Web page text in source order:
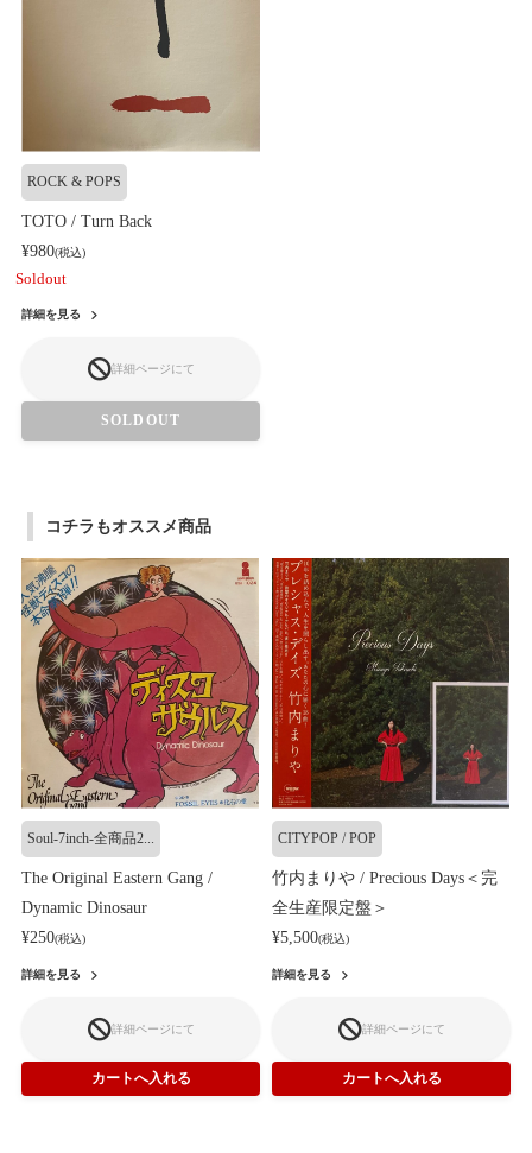
ROCK & POPS
TOTO / Turn Back
¥980(税込)
Soldout
詳細を見る
詳細ページにて
SOLDOUT
コチラもオススメ商品
Soul-7inch-全商品2...
The Original Eastern Gang /
Dynamic Dinosaur
¥250(税込)
詳細を見る
詳細ページにて
CITYPOP / POP
竹内まりや / Precious Days＜完
全生産限定盤＞
¥5,500(税込)
詳細を見る
詳細ページにて